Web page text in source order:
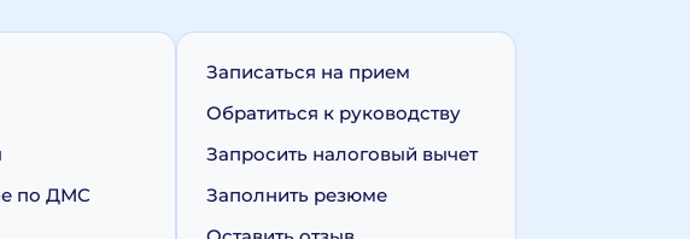
по ДМС
Записаться на прием
Обратиться к руководству
Запросить налоговый вычет
Заполнить резюме